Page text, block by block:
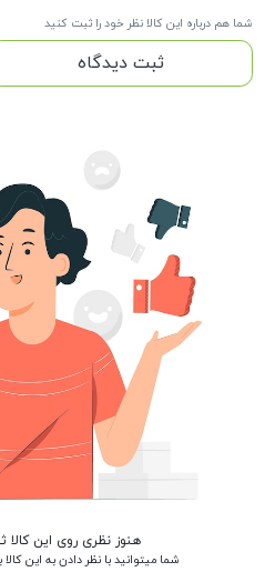
شما هم درباره این کالا نظر خود را ثبت کنید
ثبت دیدگاه
هنوز نظری روی این
شما میتوانید با نظر دادن به این